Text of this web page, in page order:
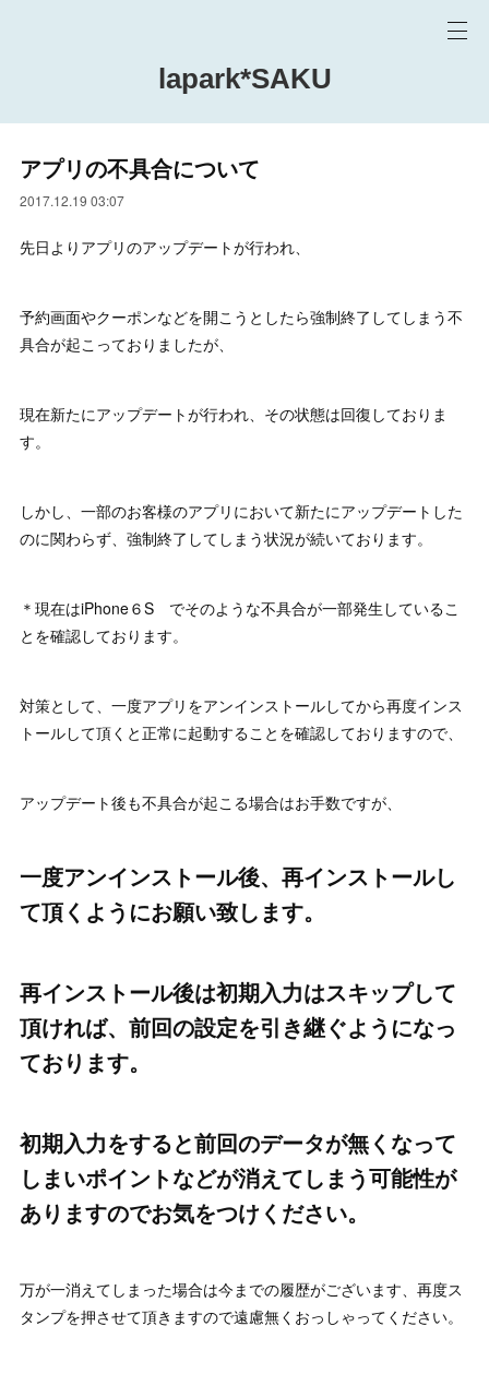
lapark*SAKU
アプリの不具合について
2017.12.19 03:07
先日よりアプリのアップデートが行われ、
予約画面やクーポンなどを開こうとしたら強制終了してしまう不
具合が起こっておりましたが、
現在新たにアップデートが行われ、その状態は回復しておりま
す。
しかし、一部のお客様のアプリにおいて新たにアップデートした
のに関わらず、強制終了してしまう状況が続いております。
＊現在はiPhone６S でそのような不具合が一部発生しているこ
とを確認しております。
対策として、一度アプリをアンインストールしてから再度インス
トールして頂くと正常に起動することを確認しておりますので、
アップデート後も不具合が起こる場合はお手数ですが、
一度アンインストール後、再インストールし
て頂くようにお願い致します。
再インストール後は初期入力はスキップして
頂ければ、前回の設定を引き継ぐようになっ
ております。
初期入力をすると前回のデータが無くなって
しまいポイントなどが消えてしまう可能性が
ありますのでお気をつけください。
万が一消えてしまった場合は今までの履歴がございます、再度ス
タンプを押させて頂きますので遠慮無くおっしゃってください。